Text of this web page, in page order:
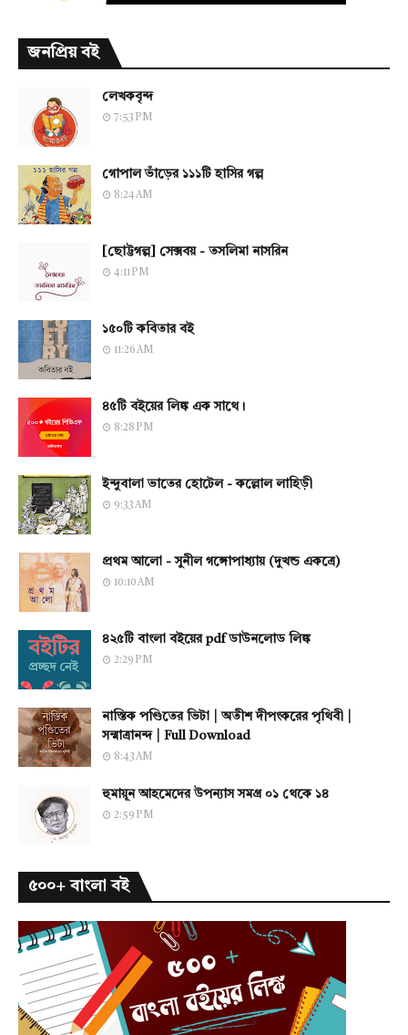
জনপ্রিয় বই
লেখকবৃন্দ
7:53 PM
গোপাল ভাঁড়ের ১১১টি হাসির গল্প
8:24 AM
[ছোট্টগল্প] সেক্সবয় - তসলিমা নাসরিন
4:11 PM
১৫০টি কবিতার বই
11:26 AM
৪৫টি বইয়ের লিঙ্ক এক সাথে।
8:28 PM
ইন্দুবালা ভাতের হোটেল - কল্লোল লাহিড়ী
9:33 AM
প্রথম আলো - সুনীল গঙ্গোপাধ্যায় (দুখন্ড একত্রে)
10:10 AM
৪২৫টি বাংলা বইয়ের pdf ডাউনলোড লিঙ্ক
2:29 PM
নাস্তিক পণ্ডিতের ভিটা | অতীশ দীপংকরের পৃথিবী |
সন্মাত্রানন্দ | Full Download
8:43 AM
হুমায়ূন আহমেদের উপন্যাস সমগ্র ০১ থেকে ১৪
2:59 PM
৫০০+ বাংলা বই